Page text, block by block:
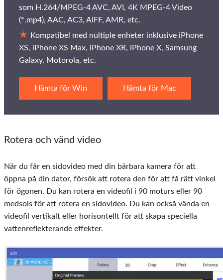
som H.264/MPEG-4 AVC, AVI, 4K MPEG-4 Video
(*.mp4), AAC, AC3, AIFF, AMR, etc.
Kompatibel med nultiple enheter inklusive iPhone
XS, iPhone XS Max, iPhone XR, iPhone X, Samsung
Galaxy, Motorola, etc.
Hämta för Win Hämta för Mac
Rotera och vänd video
När du får en sidovideo med din bärbara kamera för att
öppna på din dator, försök att rotera den för att få rätt vinkel
för ögonen. Du kan rotera en videofil i 90 moturs eller 90
medsols för att rotera en sidovideo. Du kan också vända en
videofil vertikalt eller horisontellt för att skapa speciella
vattenreflekterande effekter.